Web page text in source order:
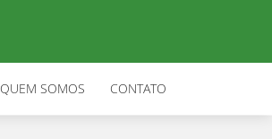
QUEM SOMOS CONTATO